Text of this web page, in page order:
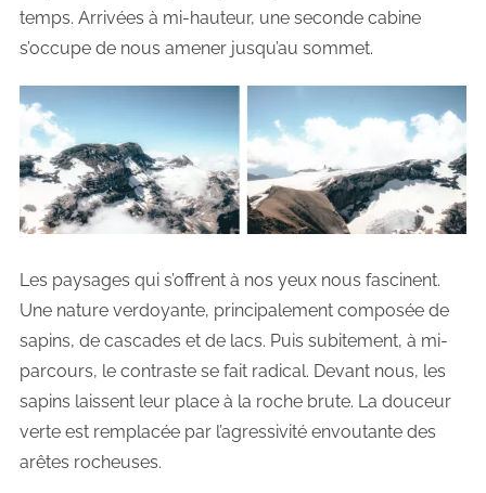
temps. Arrivées à mi-hauteur, une seconde cabine
s’occupe de nous amener jusqu’au sommet.
Les paysages qui s’offrent à nos yeux nous fascinent.
Une nature verdoyante, principalement composée de
sapins, de cascades et de lacs. Puis subitement, à mi-
parcours, le contraste se fait radical. Devant nous, les
sapins laissent leur place à la roche brute. La douceur
verte est remplacée par l’agressivité envoutante des
arêtes rocheuses.